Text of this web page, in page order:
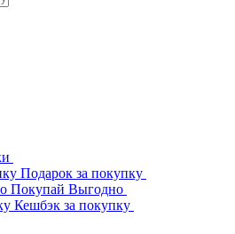
Подарок за покупку
Покупай Выгодно
Кешбэк за покупку